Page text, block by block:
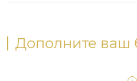
Дополните ваш